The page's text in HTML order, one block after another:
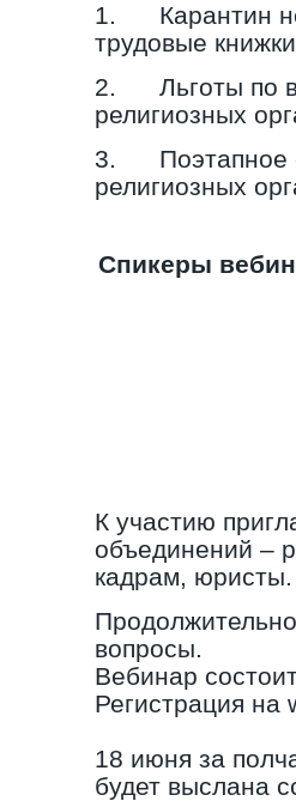
1. Карантин не
трудовые
2. Льготы по
религиозных
3. Поэтапное
религиозных
Спикеры
К участию
объединений –
кадрам, юристы.
вопросы.
Вебинар
Регистрация на
18 июня за
будет выслана